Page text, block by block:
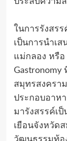
ในการรังสร
เป็นการนำเ
แม่กลอง หรือ
Gastronomy
สมุทรสงครา
ประกอบอาห
มารังสรรค์เ
เยือนจังหวัด